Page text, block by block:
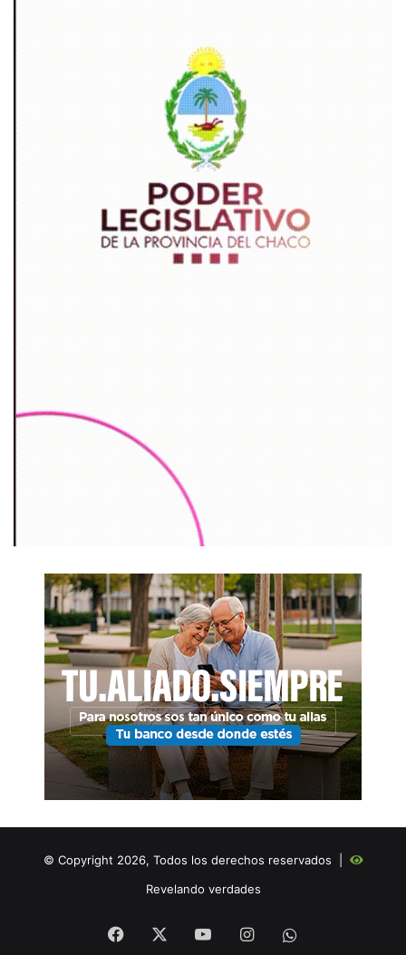
© Copyright 2026, Todos los derechos reservados |
Revelando verdades
Facebook YouTubeInstagram